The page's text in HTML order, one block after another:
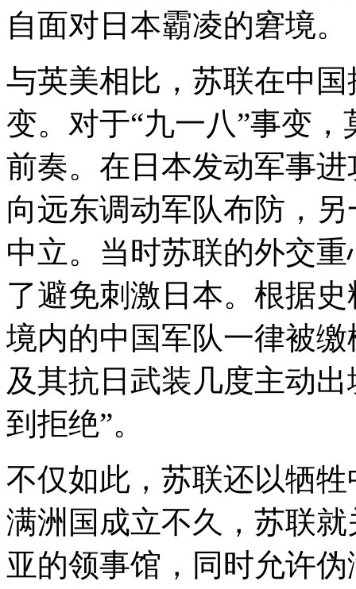
自面对日本霸凌的窘境。
与英美相比，苏联在中
变。对于“九一八”事变
前奏。在日本发动军事
向远东调动军队布防，
中立。当时苏联的外交
了避免刺激日本。根据
境内的中国军队一律被
及其抗日武装几度主动
到拒绝”。
不仅如此，苏联还以牺
满洲国成立不久，苏联
亚的领事馆，同时允许